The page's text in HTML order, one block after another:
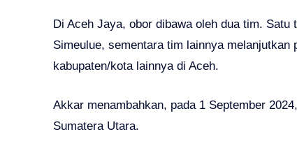
Di Aceh Jaya, obor dibawa oleh dua tim. Satu
Simeulue, sementara tim lainnya melanjutkan
kabupaten/kota lainnya di Aceh.
Akkar menambahkan, pada 1 September
Sumatera Utara.